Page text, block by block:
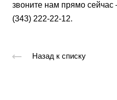
звоните нам прямо
(343) 222-22-12.
Назад к списку